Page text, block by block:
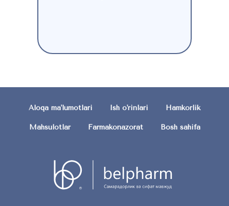
Aloqa ma'lumotlari Ish o'rinlari Hamkorlik
Mahsulotlar Farmakonazorat Bosh sahifa